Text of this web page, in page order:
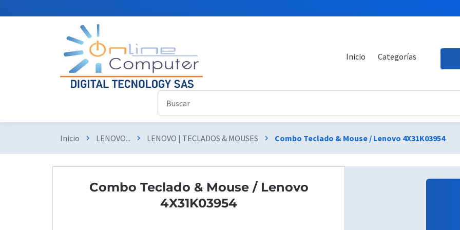
Inicio Categorías
Inicio chevron_right LENOVO... chevron_right LENOVO | TECLADOS & MOUSES chevron_right Combo Teclado & Mouse / Lenovo 4X31K03954
Combo Teclado & Mouse / Lenovo
4X31K03954